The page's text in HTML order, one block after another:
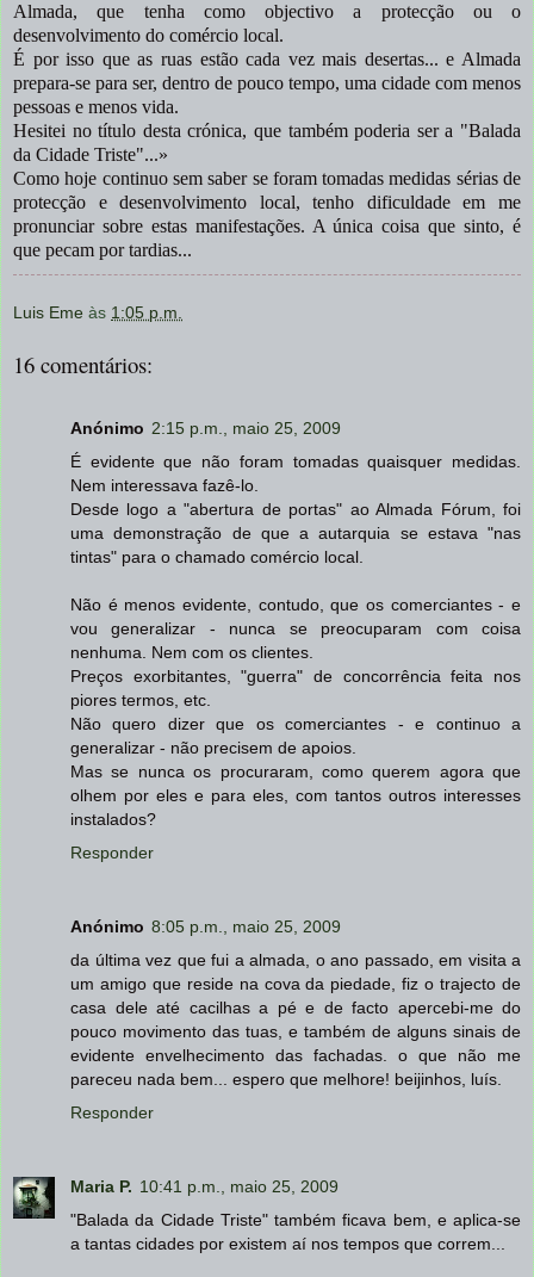
Almada, que tenha como objectivo a protecção ou o
desenvolvimento do comércio local.
É por isso que as ruas estão cada vez mais desertas... e Almada
prepara-se para ser, dentro de pouco tempo, uma cidade com menos
pessoas e menos vida.
Hesitei no título desta crónica, que também poderia ser a "Balada
da Cidade Triste"...»
Como hoje continuo sem saber se foram tomadas medidas sérias de
protecção e desenvolvimento local, tenho dificuldade em me
pronunciar sobre estas manifestações. A única coisa que sinto, é
que pecam por tardias...
Luis Eme às 1:05 p.m.
16 comentários:
Anónimo 2:15 p.m., maio 25, 2009
É evidente que não foram tomadas quaisquer medidas.
Nem interessava fazê-lo.
Desde logo a "abertura de portas" ao Almada Fórum, foi
uma demonstração de que a autarquia se estava "nas
tintas" para o chamado comércio local.
Não é menos evidente, contudo, que os comerciantes - e
vou generalizar - nunca se preocuparam com coisa
nenhuma. Nem com os clientes.
Preços exorbitantes, "guerra" de concorrência feita nos
piores termos, etc.
Não quero dizer que os comerciantes - e continuo a
generalizar - não precisem de apoios.
Mas se nunca os procuraram, como querem agora que
olhem por eles e para eles, com tantos outros interesses
instalados?
Responder
Anónimo 8:05 p.m., maio 25, 2009
da última vez que fui a almada, o ano passado, em visita a
um amigo que reside na cova da piedade, fiz o trajecto de
casa dele até cacilhas a pé e de facto apercebi-me do
pouco movimento das tuas, e também de alguns sinais de
evidente envelhecimento das fachadas. o que não me
pareceu nada bem... espero que melhore! beijinhos, luís.
Responder
Maria P. 10:41 p.m., maio 25, 2009
"Balada da Cidade Triste" também ficava bem, e aplica-se
a tantas cidades por existem aí nos tempos que correm...